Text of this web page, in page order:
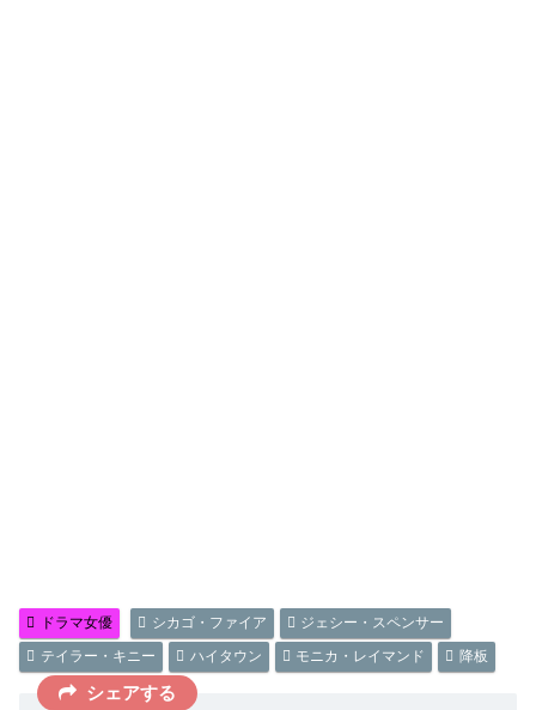
ドラマ女優 シカゴ・ファイア
ジェシー・スペンサー
テイラー・キニー
ハイタウン モニカ・レイマンド 降板
シェアする